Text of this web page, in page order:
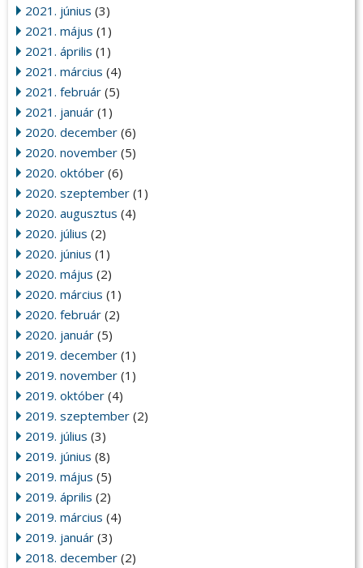
2021. június (3)
2021. május (1)
2021. április (1)
2021. március (4)
2021. február (5)
2021. január (1)
2020. december (6)
2020. november (5)
2020. október (6)
2020. szeptember (1)
2020. augusztus (4)
2020. július (2)
2020. június (1)
2020. május (2)
2020. március (1)
2020. február (2)
2020. január (5)
2019. december (1)
2019. november (1)
2019. október (4)
2019. szeptember (2)
2019. július (3)
2019. június (8)
2019. május (5)
2019. április (2)
2019. március (4)
2019. január (3)
2018. december (2)